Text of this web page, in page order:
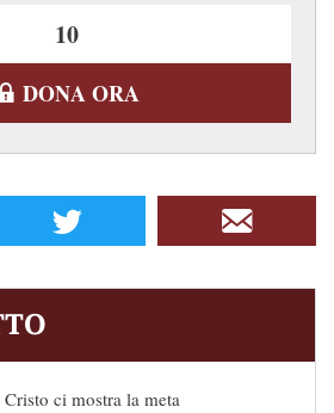
DONA ORA
ci mostra la meta